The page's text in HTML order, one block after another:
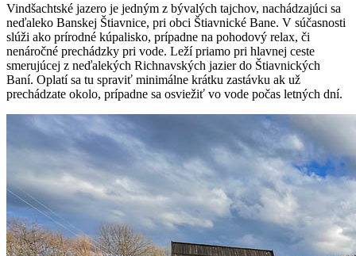
Vindšachtské jazero je jedným z bývalých tajchov, nachádzajúci sa
neďaleko Banskej Štiavnice, pri obci Štiavnické Bane. V súčasnosti
slúži ako prírodné kúpalisko, prípadne na pohodový relax, či
nenáročné prechádzky pri vode. Leží priamo pri hlavnej ceste
smerujúcej z neďalekých Richnavských jazier do Štiavnických
Baní. Oplatí sa tu spraviť minimálne krátku zastávku ak už
prechádzate okolo, prípadne sa osviežiť vo vode počas letných dní.